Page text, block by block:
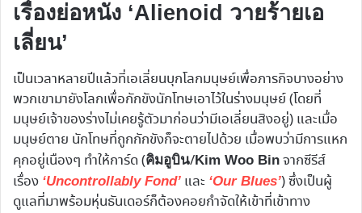
เรื่องย่อหนัง ‘Alienoid วายร้ายเอ
เลี่ยน’
เป็นเวลาหลายปีแล้วที่เอเลี่ยนบุกโลกมนุษย์เพื่อภารกิจบางอย่าง
พวกเขามายังโลกเพื่อกักขังนักโทษเอาไว้ในร่างมนุษย์ (โดยที่
มนุษย์เจ้าของร่างไม่เคยรู้ตัวมาก่อนว่ามีเอเลี่ยนสิงอยู่) และเมื่อ
มนุษย์ตาย นักโทษที่ถูกกักขังก็จะตายไปด้วย เมื่อพบว่ามีการแหก
คุกอยู่เนืองๆ ทำให้การ์ด (คิมอูบิน/Kim Woo Bin จากซีรีส์
เรื่อง ‘Uncontrollably Fond’ และ ‘Our Blues’) ซึ่งเป็นผู้
ดูแลที่มาพร้อมหุ่นธันเดอร์ก็ต้องคอยกำจัดให้เข้าที่เข้าทาง